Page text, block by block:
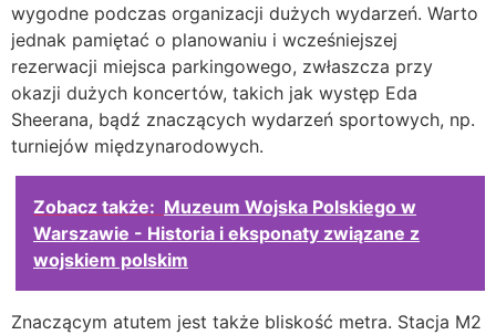
wygodne podczas organizacji dużych wydarzeń. Warto
jednak pamiętać o planowaniu i wcześniejszej
rezerwacji miejsca parkingowego, zwłaszcza przy
okazji dużych koncertów, takich jak występ Eda
Sheerana, bądź znaczących wydarzeń sportowych, np.
turniejów międzynarodowych.
Zobacz także: Muzeum Wojska Polskiego w
Warszawie - Historia i eksponaty związane z
wojskiem polskim
Znaczącym atutem jest także bliskość metra. Stacja M2